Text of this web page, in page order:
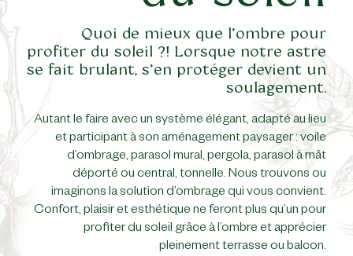
Quoi de mieux que l’ombre pour
profiter du soleil ?! Lorsque notre astre
se fait brulant, s’en protéger devient un
soulagement.
Autant le faire avec un système élégant, adapté au lieu
et participant à son aménagement paysager : voile
d’ombrage, parasol mural, pergola, parasol à mât
déporté ou central, tonnelle. Nous trouvons ou
imaginons la solution d’ombrage qui vous convient.
Confort, plaisir et esthétique ne feront plus qu’un pour
profiter du soleil grâce à l’ombre et apprécier
pleinement terrasse ou balcon.